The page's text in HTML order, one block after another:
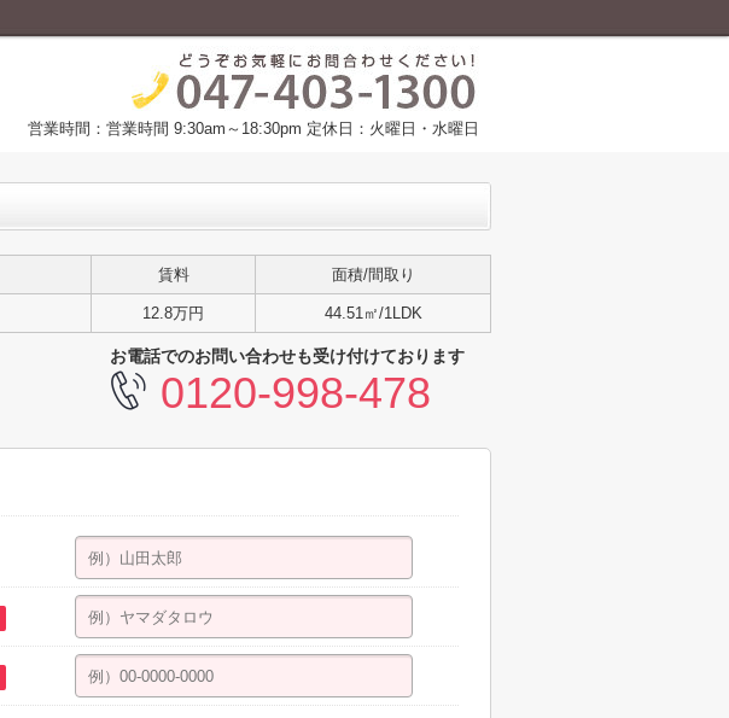
営業時間：営業時間 9:30am～18:30pm 定休日：火曜日・水曜日
賃料 面積/間取り
12.8万円 44.51㎡/1LDK
お電話でのお問い合わせも受け付けております
0120-998-478